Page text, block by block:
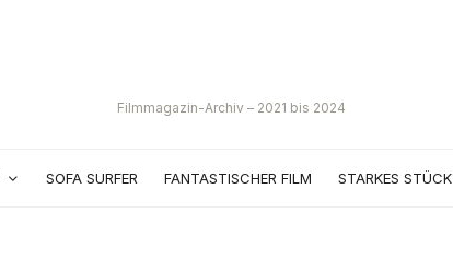
Filmmagazin-Archiv – 2021 bis 2024
SOFA SURFER FANTASTISCHER FILM STARKES STÜCK